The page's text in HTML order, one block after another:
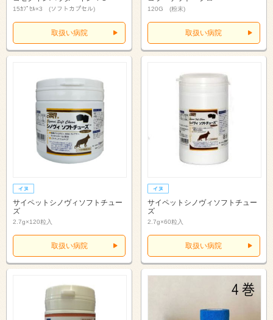
15ｶﾌﾟｾﾙ×3 (ソフトカプセル)
取扱い病院
120G (粉末)
取扱い病院
サイペットシノヴィソフトチュー
ズ
2.7g×120粒入
取扱い病院
サイペットシノヴィソフトチュー
ズ
2.7g×60粒入
取扱い病院